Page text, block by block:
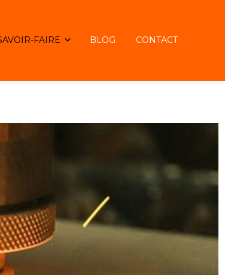
FAIRE BLOG CONTACT